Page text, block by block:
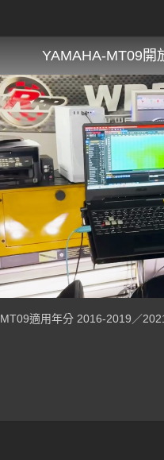
YAMAHA-MT09開
MT09適用年分 2016-2019／